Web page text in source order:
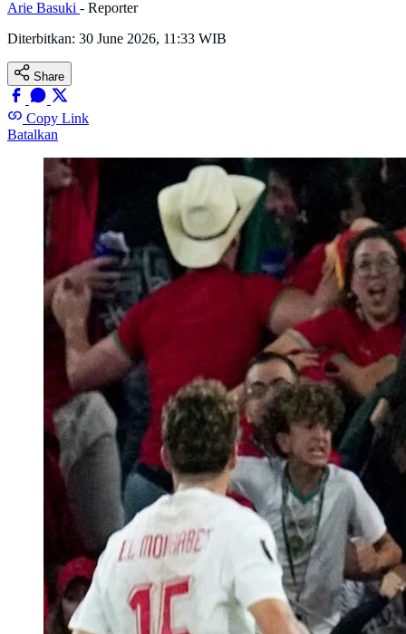
Arie Basuki - Reporter
Diterbitkan: 30 June 2026, 11:33 WIB
Share
Copy Link
Batalkan